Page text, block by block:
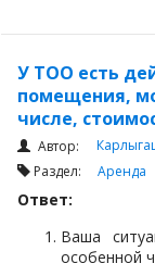
У ТОО есть
помещения,
числе,
Автор:
Раздел: Аренда
Ответ:
Ваша
особенной